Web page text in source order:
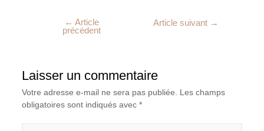
← Article
précédent
Article suivant →
Laisser un commentaire
Votre adresse e-mail ne sera pas publiée. Les champs
obligatoires sont indiqués avec *